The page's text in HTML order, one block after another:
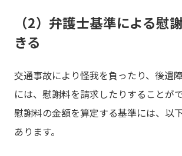
（2）弁護士基準による慰
きる
交通事故により怪我を負ったり、後遺
には、慰謝料を請求したりすることがで
慰謝料の金額を算定する基準には、以
あります。